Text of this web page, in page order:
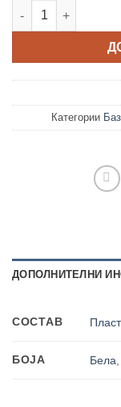
Сет за завршна
Категории
ДОПОЛНИТЕЛНИ
СОСТАВ
БОЈА Бела